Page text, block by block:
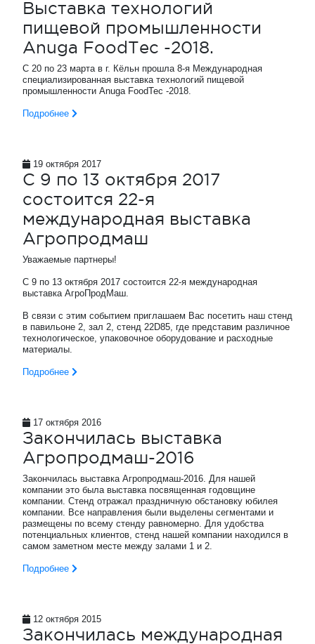
Выставка технологий
пищевой промышленности
Anuga FoodTec -2018.
С 20 по 23 марта в г. Кёльн прошла 8-я Международная
специализированная выставка технологий пищевой
промышленности Anuga FoodTec -2018.
Подробнее
19 октября 2017
С 9 по 13 октября 2017
состоится 22-я
международная выставка
Агропродмаш
Уважаемые партнеры!
С 9 по 13 октября 2017 состоится 22-я международная
выставка АгроПродМаш.
В связи с этим событием приглашаем Вас посетить наш стенд
в павильоне 2, зал 2, стенд 22D85, где представим различное
технологическое, упаковочное оборудование и расходные
материалы.
Подробнее
17 октября 2016
Закончилась выставка
Агропродмаш-2016
Закончилась выставка Агропродмаш-2016. Для нашей
компании это была выставка посвященная годовщине
компании. Стенд отражал праздничную обстановку юбилея
компании. Все направления были выделены сегментами и
размещены по всему стенду равномерно. Для удобства
потенциальных клиентов, стенд нашей компании находился в
самом заметном месте между залами 1 и 2.
Подробнее
12 октября 2015
Закончилась международная